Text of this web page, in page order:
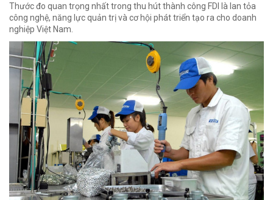
Thước đo quan trọng nhất trong thu hút thành công FDI là lan tỏa
công nghệ, năng lực quản trị và cơ hội phát triển tạo ra cho doanh
nghiệp Việt Nam.